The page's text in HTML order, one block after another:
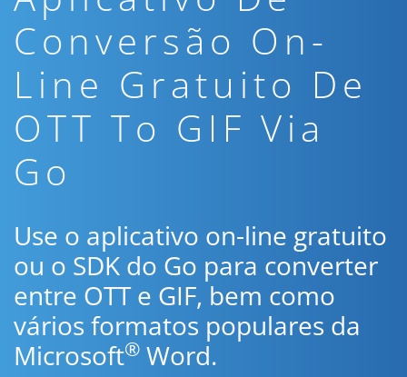
Conversão On-
Line Gratuito De
OTT To GIF Via
Go
Use o aplicativo on-line gratuito
ou o SDK do Go para converter
entre OTT e GIF, bem como
vários formatos populares da
Microsoft® Word.